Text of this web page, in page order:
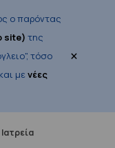
ο παρόντας
site) της
τόσο
μενέες
×